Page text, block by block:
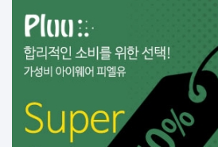
고글
비츠로만 14G초경량 편광 변색 스포츠고글